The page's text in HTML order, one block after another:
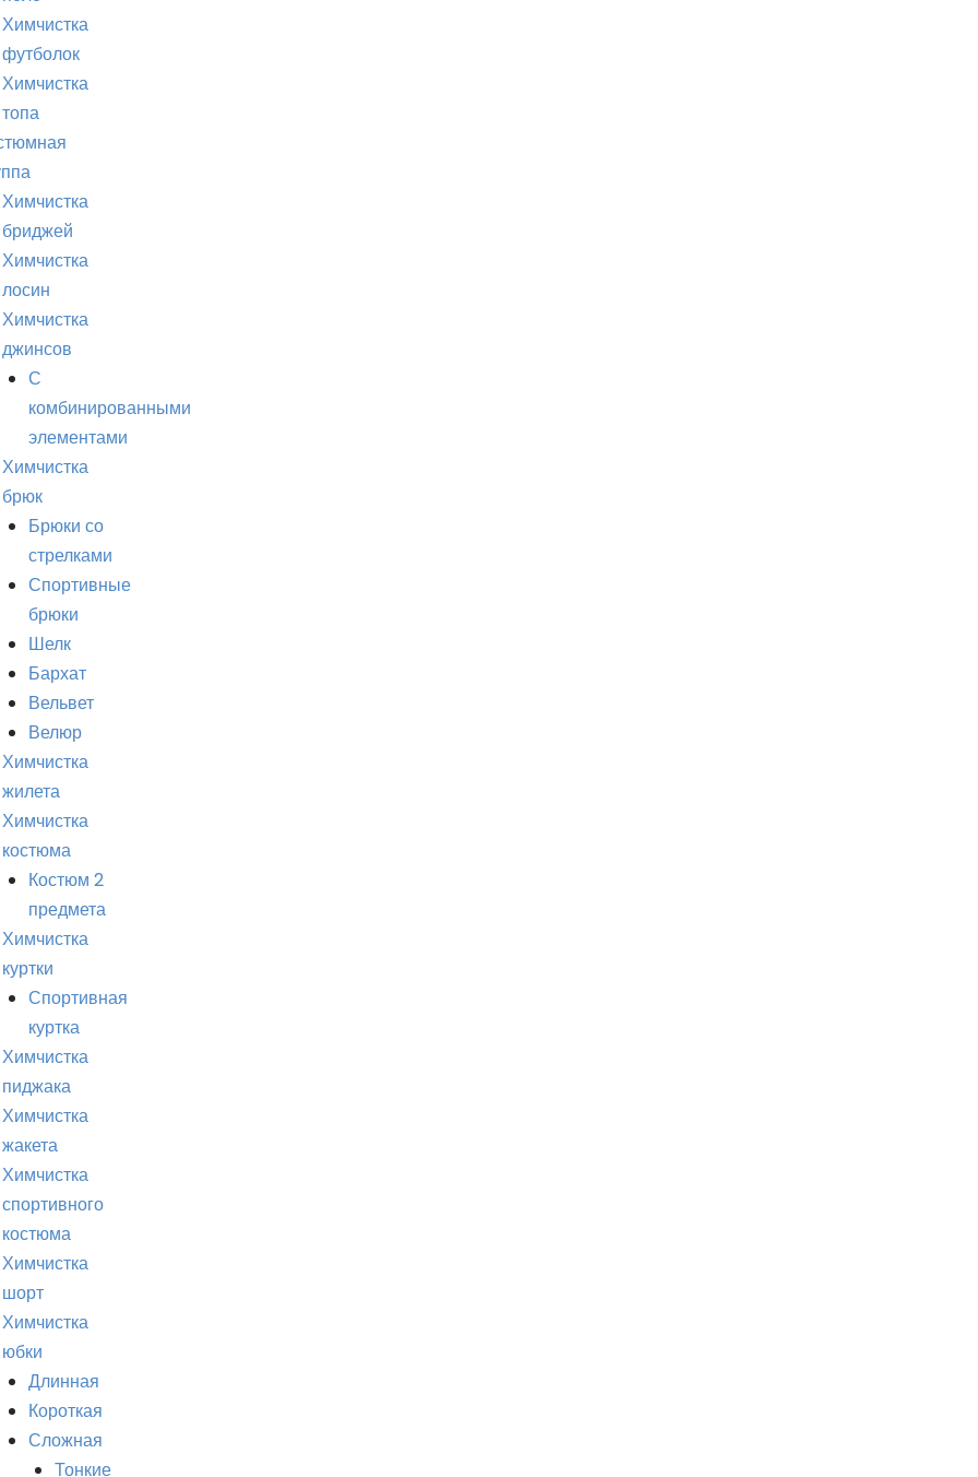
Химчистка
футболок
Химчистка
топа
Химчистка
бриджей
Химчистка
лосин
Химчистка
джинсов
С
комбинированными
элементами
Химчистка
брюк
Брюки со
стрелками
Спортивные
брюки
Шелк
Бархат
Вельвет
Велюр
Химчистка
жилета
Химчистка
костюма
Костюм 2
предмета
Химчистка
куртки
Спортивная
куртка
Химчистка
пиджака
Химчистка
жакета
Химчистка
спортивного
костюма
Химчистка
шорт
Химчистка
юбки
Длинная
Короткая
Сложная
Тонкие